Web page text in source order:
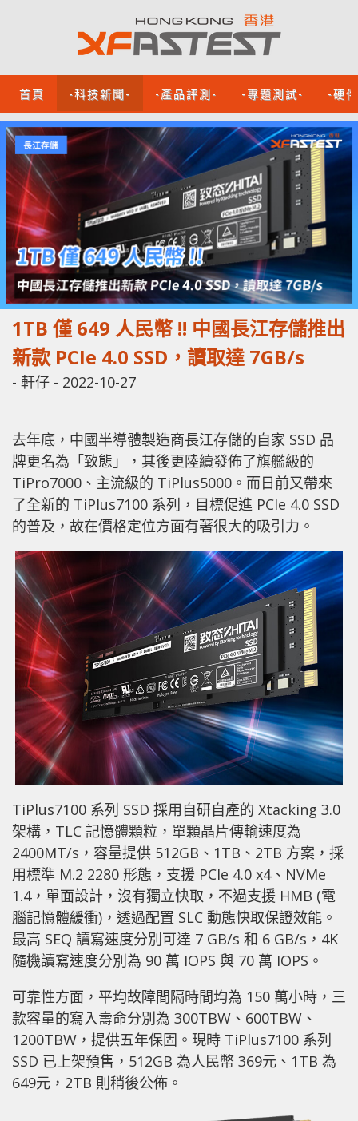
首頁 -科技新聞- -產品評測- -專題測試- -硬
1TB 僅 649 人民幣 !! 中國長江存儲推出
新款 PCIe 4.0 SSD，讀取達 7GB/s
- 軒仔 - 2022-10-27
去年底，中國半導體製造商長江存儲的自家 SSD 品
牌更名為「致態」，其後更陸續發佈了旗艦級的
TiPro7000、主流級的 TiPlus5000。而日前又帶來
了全新的 TiPlus7100 系列，目標促進 PCIe 4.0 SSD
的普及，故在價格定位方面有著很大的吸引力。
TiPlus7100 系列 SSD 採用自研自產的 Xtacking 3.0
架構，TLC 記憶體顆粒，單顆晶片傳輸速度為
2400MT/s，容量提供 512GB、1TB、2TB 方案，採
用標準 M.2 2280 形態，支援 PCIe 4.0 x4、NVMe
1.4，單面設計，沒有獨立快取，不過支援 HMB (電
腦記憶體緩衝)，透過配置 SLC 動態快取保證效能。
最高 SEQ 讀寫速度分別可達 7 GB/s 和 6 GB/s，4K
隨機讀寫速度分別為 90 萬 IOPS 與 70 萬 IOPS。
可靠性方面，平均故障間隔時間均為 150 萬小時，三
款容量的寫入壽命分別為 300TBW、600TBW、
1200TBW，提供五年保固。現時 TiPlus7100 系列
SSD 已上架預售，512GB 為人民幣 369元、1TB 為
649元，2TB 則稍後公佈。